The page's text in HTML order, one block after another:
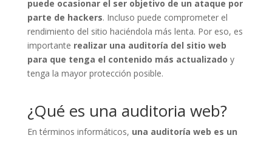
puede ocasionar el ser objetivo de un ataque por
parte de hackers. Incluso puede comprometer el
rendimiento del sitio haciéndola más lenta. Por eso, es
importante realizar una auditoría del sitio web
para que tenga el contenido más actualizado y
tenga la mayor protección posible.
¿Qué es una auditoria web?
En términos informáticos, una auditoría web es un